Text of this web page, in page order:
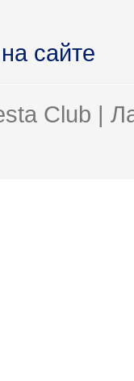
сайте
Club |